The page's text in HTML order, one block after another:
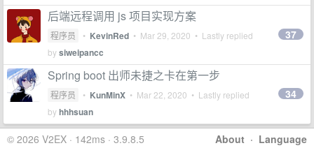
后端远程调用 js 项目实现方案
程序员 • KevinRed • Mar 29, 2020 • Lastly replied
bysiweipancc
37
Spring boot 出师未捷之卡在第一步
程序员 • KunMinX • Mar 22, 2020 • Lastly replied
byhhhsuan
34
About · Language
© 2026 V2EX · 142ms · 3.9.8.5